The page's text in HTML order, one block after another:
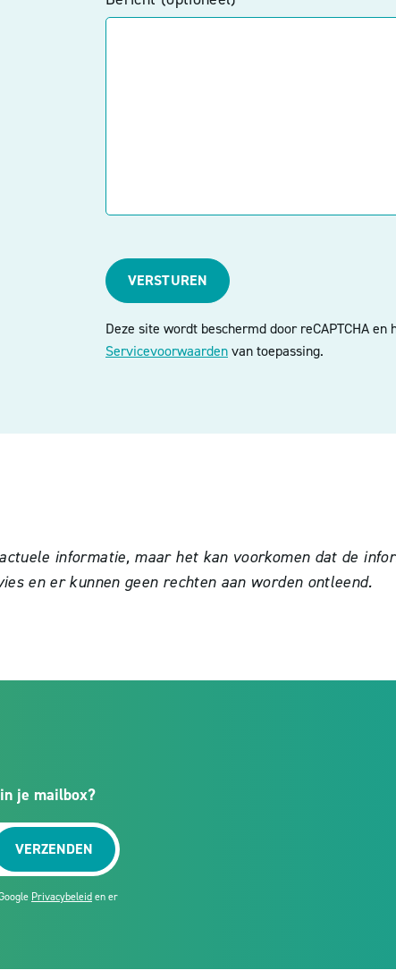
VERSTUREN
Deze site wordt beschermd door reCAPTCHA en
Servicevoorwaardenvan toepassing.
informatie, maar het kan voorkomen dat de
en er kunnen geen rechten aan worden ontleend.
je mailbox?
VERZENDEN
Privacybeleiden er